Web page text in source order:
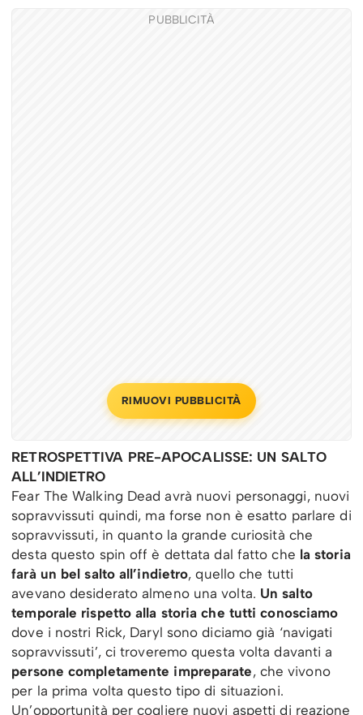
PUBBLICITÀ
RIMUOVI PUBBLICITÀ
RETROSPETTIVA PRE-APOCALISSE: UN SALTO
ALL’INDIETRO
Fear The Walking Dead avrà nuovi personaggi, nuovi
sopravvissuti quindi, ma forse non è esatto parlare di
sopravvissuti, in quanto la grande curiosità che
desta questo spin off è dettata dal fatto che la storia
farà un bel salto all’indietro, quello che tutti
avevano desiderato almeno una volta. Un salto
temporale rispetto alla storia che tutti conosciamo
dove i nostri Rick, Daryl sono diciamo già ‘navigati
sopravvissuti’, ci troveremo questa volta davanti a
persone completamente impreparate, che vivono
per la prima volta questo tipo di situazioni.
Un’opportunità per cogliere nuovi aspetti di reazione